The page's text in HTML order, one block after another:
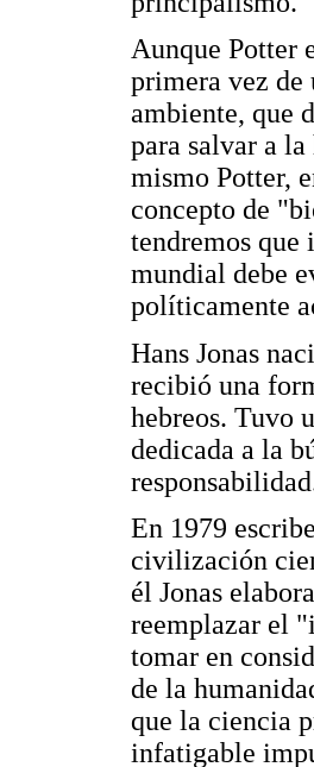
Aunque Potter
primera vez
ambiente, que
para salvar a
mismo Potter,
concepto de
tendremos
mundial debe
políticamente
Hans Jonas
recibió una
hebreos. Tuvo
dedicada a la
En 1979
civilización
él Jonas
reemplazar el
tomar en
de la
que la ciencia
infatigable